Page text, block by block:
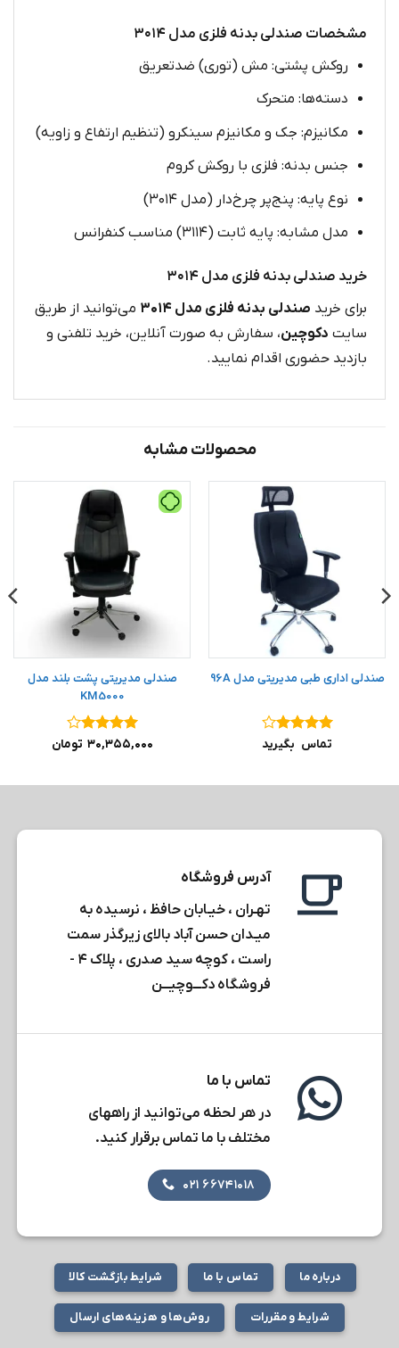
مشخصات صندلی بدنه فلزی مدل ۳۰۱۴
روکش پشتی: مش (توری) ضدتعریق
دسته‌ها: متحرک
مکانیزم: جک و مکانیزم سینکرو (تنظیم ارتفاع و زاویه)
جنس بدنه: فلزی با روکش کروم
نوع پایه: پنج‌پر چرخ‌دار (مدل ۳۰۱۴)
مدل مشابه: پایه ثابت (۳۱۱۴) مناسب کنفرانس
خرید صندلی بدنه فلزی مدل ۳۰۱۴
برای خرید صندلی بدنه فلزی مدل ۳۰۱۴
می‌توانید از طریق
سایت دکوچین، سفارش به صورت آنلاین، خرید تلفنی و
بازدید حضوری اقدام نمایید.
محصولات مشابه
صندلی اداری طبی مدیریتی مدل 96A
نمره ۴
تماس بگیرید
صندلی مدیریتی پشت بلند مدل
KM5000
نمره۴
۳۰,۳۵۵,۰۰۰ تومان
آدرس فروشگاه
تهـران ، خیـابان حافظ ، نرسیده به
میـدان حسن آباد بالای زیرگذر سمت
راست ، کوچه سید صدری ، پلاک ۴ -
فروشگاه دکـــوچیـــن
تماس با ما
در هر لحظه می‌توانید از راههای
مختلف با ما تماس برقرار کنید.
۶۶۷۴۱۰۱۸ ۰۲۱
درباره ما تماس با ما شرایط بازگشت کالا
شرایط و مقررات روش‌ها و هزینه‌های ارسال